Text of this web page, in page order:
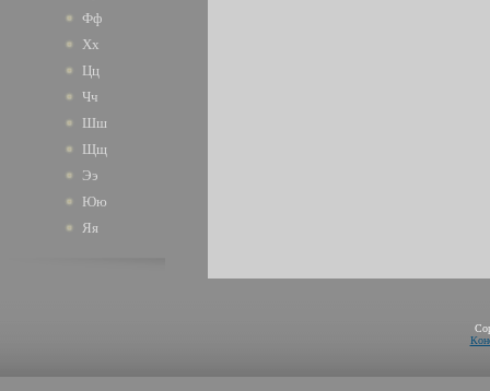
Фф
Хх
Цц
Чч
Шш
Щщ
Ээ
Юю
Яя